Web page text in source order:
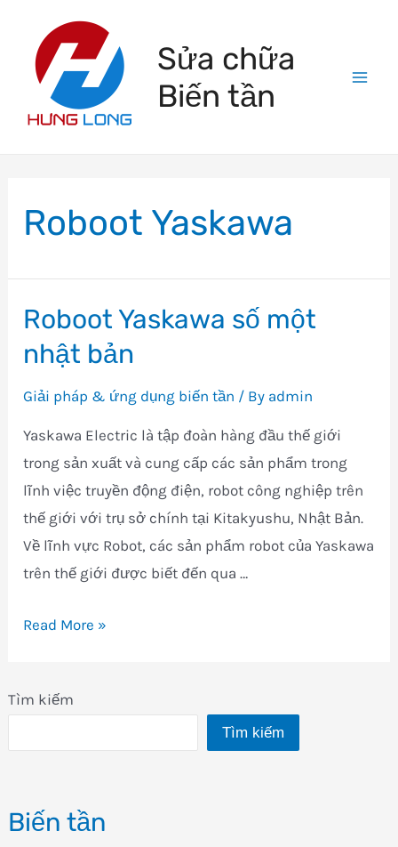
content
Sửa chữa
Biến tần
Tìm kiếm
Tìm kiếm
Biến tần
Roboot Yaskawa
Roboot Yaskawa số một
nhật bản
Giải pháp & ứng dụng biến tần / By admin
Yaskawa Electric là tập đoàn hàng đầu thế giới
trong sản xuất và cung cấp các sản phẩm trong
lĩnh việc truyền động điện, robot công nghiệp trên
thế giới với trụ sở chính tại Kitakyushu, Nhật Bản.
Về lĩnh vực Robot, các sản phẩm robot của Yaskawa
trên thế giới được biết đến qua …
Roboot
một
Read More »